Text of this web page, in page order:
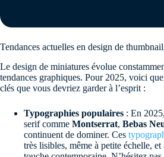
Tendances actuelles en design de
Le design de miniatures évolue
tendances graphiques. Pour 2025, voici
clés que vous devriez garder à l’esprit :
Typographies populaires : En
serif comme Montserrat, Bebas
continuent de dominer. Ces
très lisibles, même à petite échelle,